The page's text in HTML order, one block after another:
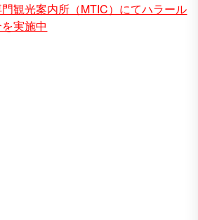
観光案内所（MTIC）にてハラール
実施中